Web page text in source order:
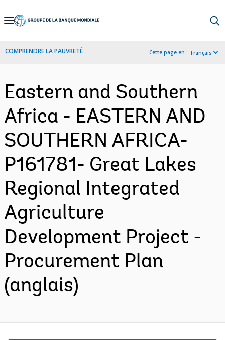
Skip
Navigation
COMPRENDRE LA PAUVRETÉ Cette page en : Français
Eastern and Southern
Africa - EASTERN AND
SOUTHERN AFRICA-
P161781- Great Lakes
Regional Integrated
Agriculture
Development Project -
Procurement Plan
(anglais)